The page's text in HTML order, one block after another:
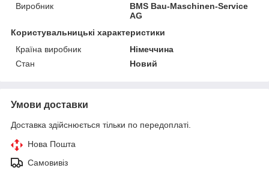
Виробник
BMS Bau-Maschinen-Service
AG
Користувальницькі характеристики
Країна виробник
Німеччина
Стан
Новий
Умови доставки
Доставка здійснюється тільки по передоплаті.
Нова Пошта
Самовивіз